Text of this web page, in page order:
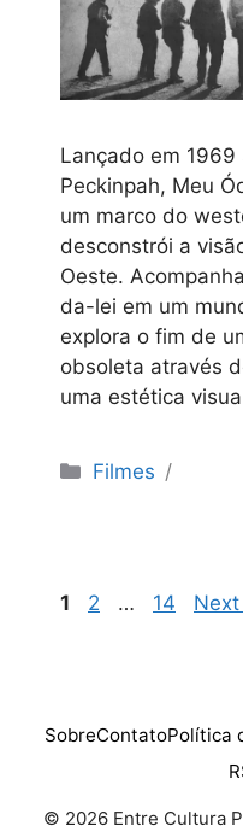
Lançado em
Peckinpah, Meu
um marco do
desconstrói a
Oeste.
da-lei em um
explora o fim de
obsoleta através
uma estética
Categorias
Filmes
Page
1 Page
2 … Page
14 Next
SobreContatoPolítica
© 2026 Entre Cultura